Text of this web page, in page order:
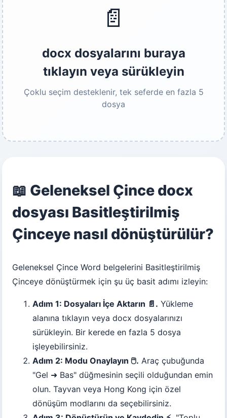
📄
docx dosyalarını buraya
tıklayın veya sürükleyin
Çoklu seçim desteklenir, tek seferde en fazla 5
dosya
📖 Geleneksel Çince docx
dosyası Basitleştirilmiş
Çinceye nasıl dönüştürülür?
Geleneksel Çince Word belgelerini Basitleştirilmiş
Çinceye dönüştürmek için şu üç basit adımı izleyin:
Adım 1: Dosyaları İçe Aktarın 📄. Yükleme
alanına tıklayın veya docx dosyalarınızı
sürükleyin. Bir kerede en fazla 5 dosya
işleyebilirsiniz.
Adım 2: Modu Onaylayın 🖱️. Araç çubuğunda
"Gel ➜ Bas" düğmesinin seçili olduğundan emin
olun. Tayvan veya Hong Kong için özel
dönüşüm modlarını da seçebilirsiniz.